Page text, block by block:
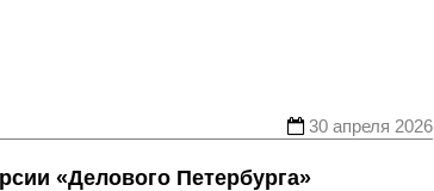
30 апреля 2026
«Делового Петербурга»